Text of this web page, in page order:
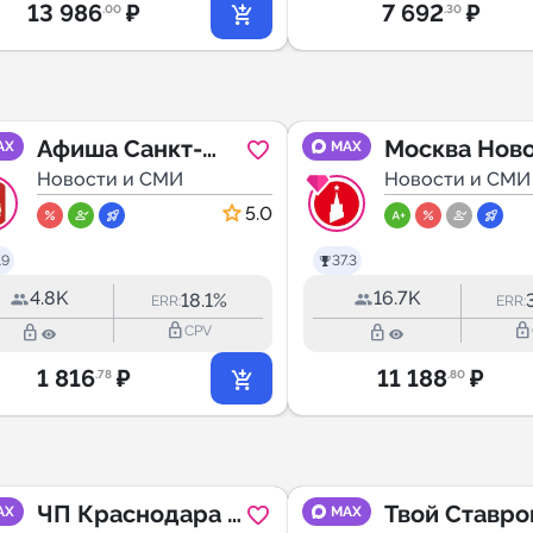
13 986.00 ₽ 7 692.30 ₽
Афиша Санкт-
Петербург
Новости и СМИ
5.0
4.8K ERR:18.1%
lock_outline lock_outlineCPV
1 816.78 ₽
MAX
37.3
Москва
Новости и СМИ
16.7K ERR:
lock_outline lock_outline
11 188.80 ₽
ЧП Краснодара и
MAX Твой